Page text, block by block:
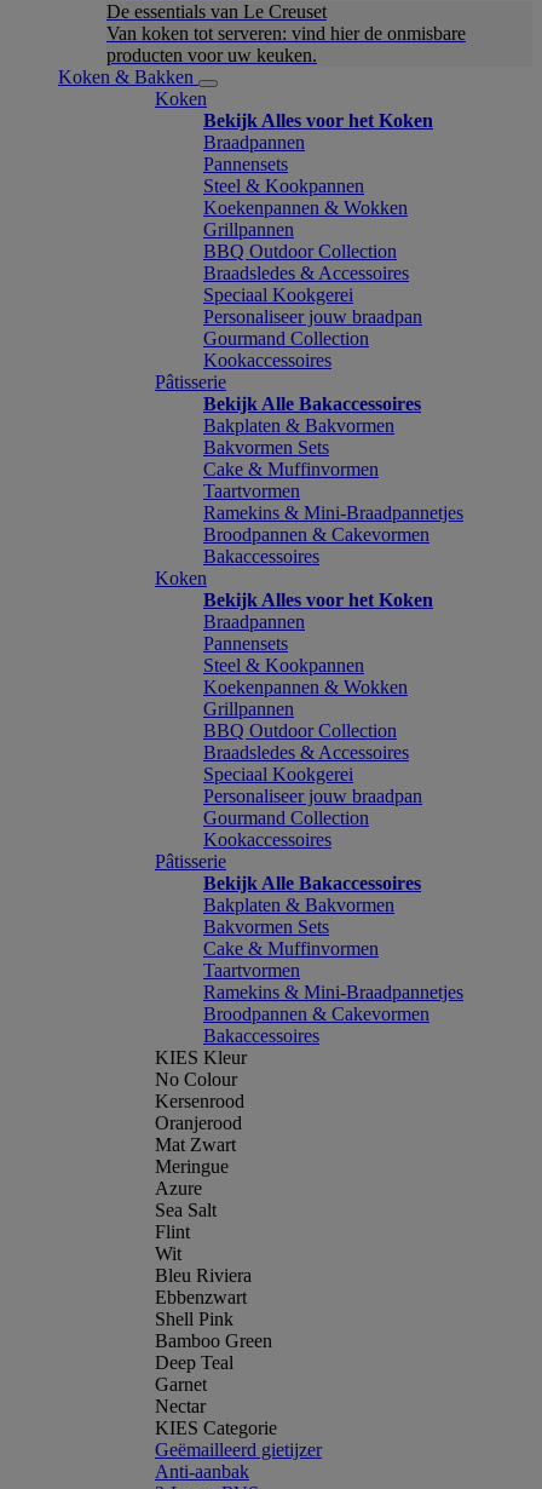
De essentials van Le Creuset
Van koken tot serveren: vind hier de onmisbare
producten voor uw keuken.
Koken & Bakken
Koken
Bekijk Alles voor het Koken
Braadpannen
Pannensets
Steel & Kookpannen
Koekenpannen & Wokken
Grillpannen
BBQ Outdoor Collection
Braadsledes & Accessoires
Speciaal Kookgerei
Personaliseer jouw braadpan
Gourmand Collection
Kookaccessoires
Pâtisserie
Bekijk Alle Bakaccessoires
Bakplaten & Bakvormen
Bakvormen Sets
Cake & Muffinvormen
Taartvormen
Ramekins & Mini-Braadpannetjes
Broodpannen & Cakevormen
Bakaccessoires
Koken
Bekijk Alles voor het Koken
Braadpannen
Pannensets
Steel & Kookpannen
Koekenpannen & Wokken
Grillpannen
BBQ Outdoor Collection
Braadsledes & Accessoires
Speciaal Kookgerei
Personaliseer jouw braadpan
Gourmand Collection
Kookaccessoires
Pâtisserie
Bekijk Alle Bakaccessoires
Bakplaten & Bakvormen
Bakvormen Sets
Cake & Muffinvormen
Taartvormen
Ramekins & Mini-Braadpannetjes
Broodpannen & Cakevormen
Bakaccessoires
KIES Kleur
No Colour
Kersenrood
Oranjerood
Mat Zwart
Meringue
Azure
Sea Salt
Flint
Wit
Bleu Riviera
Ebbenzwart
Shell Pink
Bamboo Green
Deep Teal
Garnet
Nectar
KIES Categorie
Geëmailleerd gietijzer
Anti-aanbak